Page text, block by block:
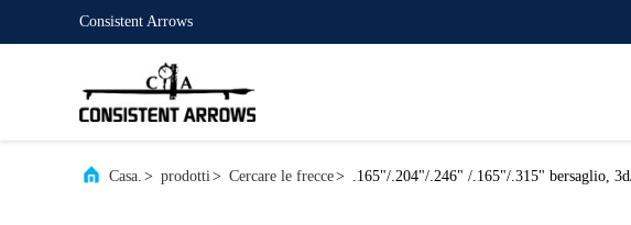
Consistent Arrows
Casa. > prodotti> Cercare le frecce> .165"/.204"/.246" /.165"/.315" bersaglio,